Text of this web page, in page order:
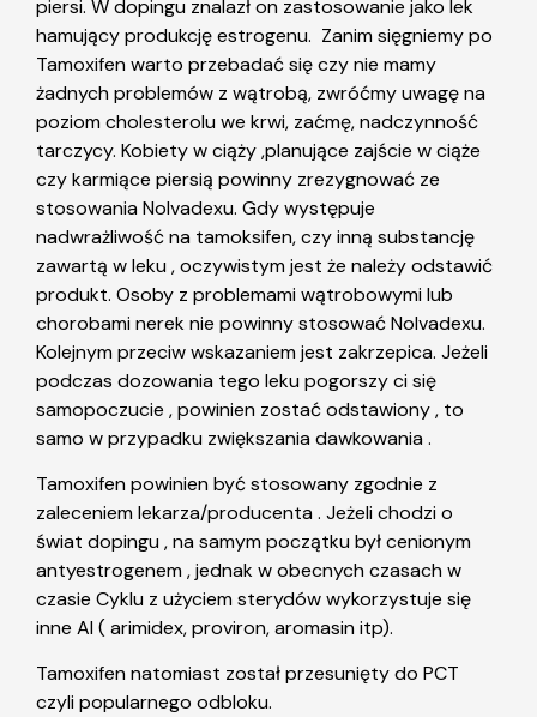
piersi. W dopingu znalazł on zastosowanie jako lek
hamujący produkcję estrogenu. Zanim sięgniemy po
Tamoxifen warto przebadać się czy nie mamy
żadnych problemów z wątrobą, zwróćmy uwagę na
poziom cholesterolu we krwi, zaćmę, nadczynność
tarczycy. Kobiety w ciąży ,planujące zajście w ciąże
czy karmiące piersią powinny zrezygnować ze
stosowania Nolvadexu. Gdy występuje
nadwrażliwość na tamoksifen, czy inną substancję
zawartą w leku , oczywistym jest że należy odstawić
produkt. Osoby z problemami wątrobowymi lub
chorobami nerek nie powinny stosować Nolvadexu.
Kolejnym przeciw wskazaniem jest zakrzepica. Jeżeli
podczas dozowania tego leku pogorszy ci się
samopoczucie , powinien zostać odstawiony , to
samo w przypadku zwiększania dawkowania .
Tamoxifen powinien być stosowany zgodnie z
zaleceniem lekarza/producenta . Jeżeli chodzi o
świat dopingu , na samym początku był cenionym
antyestrogenem , jednak w obecnych czasach w
czasie Cyklu z użyciem sterydów wykorzystuje się
inne AI ( arimidex, proviron, aromasin itp).
Tamoxifen natomiast został przesunięty do PCT
czyli popularnego odbloku.